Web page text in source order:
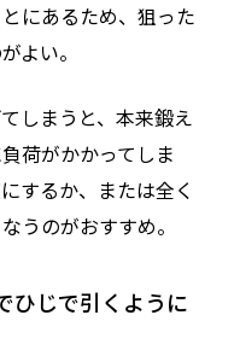
にあるため、狙った
よい。
しまうと、本来鍛え
荷がかかってしま
するか、または全く
うのがおすすめ。
ひじで引くように